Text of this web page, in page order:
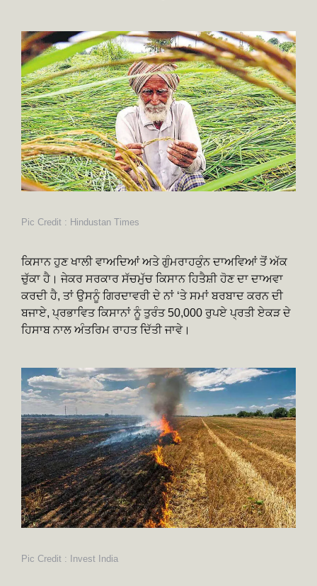
Pic Credit : Hindustan Times
ਕਿਸਾਨ ਹੁਣ ਖਾਲੀ ਵਾਅਦਿਆਂ ਅਤੇ ਗੁੰਮਰਾਹਕੁੰਨ ਦਾਅਵਿਆਂ ਤੋਂ ਅੱਕ
ਚੁੱਕਾ ਹੈ। ਜੇਕਰ ਸਰਕਾਰ ਸੱਚਮੁੱਚ ਕਿਸਾਨ ਹਿਤੈਸ਼ੀ ਹੋਣ ਦਾ ਦਾਅਵਾ
ਕਰਦੀ ਹੈ, ਤਾਂ ਉਸਨੂੰ ਗਿਰਦਾਵਰੀ ਦੇ ਨਾਂ ‘ਤੇ ਸਮਾਂ ਬਰਬਾਦ ਕਰਨ ਦੀ
ਬਜਾਏ, ਪ੍ਰਭਾਵਿਤ ਕਿਸਾਨਾਂ ਨੂੰ ਤੁਰੰਤ 50,000 ਰੁਪਏ ਪ੍ਰਤੀ ਏਕੜ ਦੇ
ਹਿਸਾਬ ਨਾਲ ਅੰਤਰਿਮ ਰਾਹਤ ਦਿੱਤੀ ਜਾਵੇ।
Pic Credit : Invest India